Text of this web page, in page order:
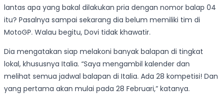
lantas apa yang bakal dilakukan pria dengan nomor balap 04
itu? Pasalnya sampai sekarang dia belum memiliki tim di
MotoGP. Walau begitu, Dovi tidak khawatir.
Dia mengatakan siap melakoni banyak balapan di tingkat
lokal, khususnya Italia. “Saya mengambil kalender dan
melihat semua jadwal balapan di Italia. Ada 28 kompetisi! Dan
yang pertama akan mulai pada 28 Februari,” katanya.